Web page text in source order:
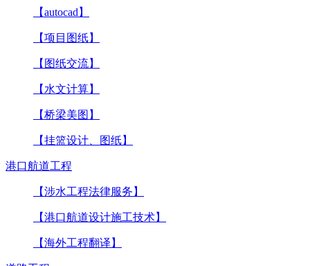
【autocad】
【项目图纸】
【图纸交流】
【水文计算】
【桥梁美图】
【挂篮设计、图纸】
港口航道工程
【涉水工程法律服务】
【港口航道设计施工技术】
【海外工程翻译】